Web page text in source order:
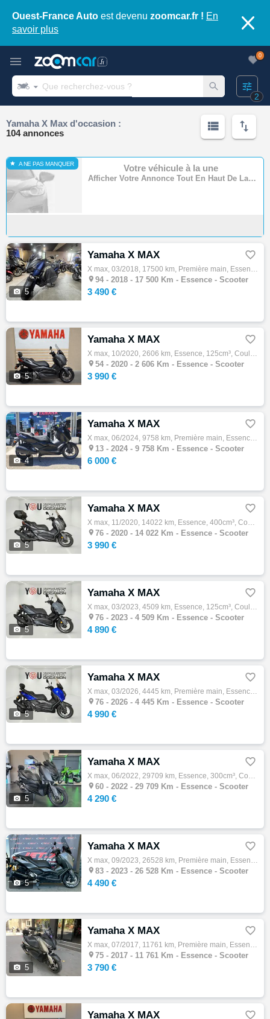
Ouest-France Auto est devenu zoomcar.fr ! En
savoir plus
2
0
Yamaha X Max d'occasion :
104 annonces
A NE PAS MANQUER Votre véhicule à la une
Afficher Votre Annonce Tout En Haut De La Page
 5
Yamaha X MAX 
X max, 03/2018, 17500 km, Première main, Essence, 125cm³, Couleur bleu, 3490 € Equipements : Très beau xmax 125 , grosse révision effectuée…
 94 - 2018 - 17 500 Km - Essence - Scooter
3 490 €
 5
Yamaha X MAX 
X max, 10/2020, 2606 km, Essence, 125cm³, Couleur gris, 3990 € Equipements : X Max 125 En très bon état. Première main. Faible kilométrage.…
 54 - 2020 - 2 606 Km - Essence - Scooter
3 990 €
 4
Yamaha X MAX 
X max, 06/2024, 9758 km, Première main, Essence, 300cm³, Couleur noir, 6000 € Equipements : Révision des 10 000 kms effectuée ABS,Anti-pati…
 13 - 2024 - 9 758 Km - Essence - Scooter
6 000 €
 5
Yamaha X MAX 
X max, 11/2020, 14022 km, Essence, 400cm³, Couleur gris, 3990 € Equipements : X-MAX X MAX Top case 2 casques,Démarches administratives sur …
 76 - 2020 - 14 022 Km - Essence - Scooter
3 990 €
 5
Yamaha X MAX 
X max, 03/2023, 4509 km, Essence, 125cm³, Couleur gris, 4890 € Equipements : X-MAX X MAX Démarches administratives sur place,Extension de g…
 76 - 2023 - 4 509 Km - Essence - Scooter
4 890 €
 5
Yamaha X MAX 
X max, 03/2026, 4445 km, Première main, Essence, 125cm³, Couleur bleu, 4990 € Equipements : X-MAX X MAX ABS,Anti-patinage,Béquille centrale…
 76 - 2026 - 4 445 Km - Essence - Scooter
4 990 €
 5
Yamaha X MAX 
X max, 06/2022, 29709 km, Essence, 300cm³, Couleur gris, 4290 € Equipements : YAMAHA X-MAX 300 - 2022 - 29 709 KMS - GARANTIE 1 AN À vendre…
 60 - 2022 - 29 709 Km - Essence - Scooter
4 290 €
 5
Yamaha X MAX 
X max, 09/2023, 26528 km, Première main, Essence, 300cm³, Couleur gris, 4490 € Equipements : YAMAHA XMAX 300 1ER MAIN Garantie 3 mois Mise …
 83 - 2023 - 26 528 Km - Essence - Scooter
4 490 €
 5
Yamaha X MAX 
X max, 07/2017, 11761 km, Première main, Essence, 300cm³, Couleur gris, 3790 € Equipements : YAMAHA XMAX 300 ABS Très bon état général Équi…
 75 - 2017 - 11 761 Km - Essence - Scooter
3 790 €
Yamaha X MAX 